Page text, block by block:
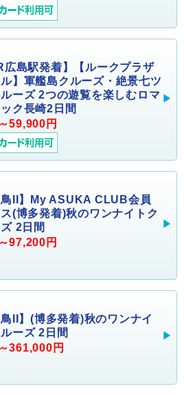
広島駅発着】【ルークプラザ
】軍艦島クルーズ・絶景七ツ
ーズ 2つの遊覧を楽しむロマ
ク長崎2日間
59,900円
鳥II】My ASUKA CLUB会員
(博多発着)秋のワンナイトク
2日間
97,200円
鳥II】(博多発着)秋のワンナイ
ルーズ 2日間
361,000円